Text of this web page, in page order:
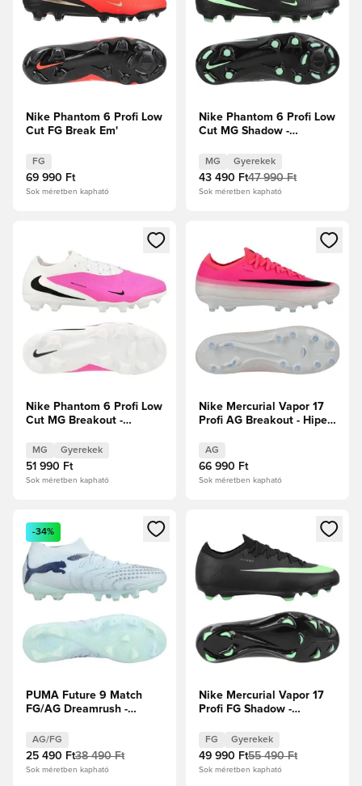
Nike Phantom 6 Profi Low
Cut FG Break Em'
FG
69 990 Ft
Sok méretben kapható
Nike Phantom 6 Profi Low
Cut MG Shadow -
Gyerek
MG Gyerekek
43 490 Ft47 990 Ft
Sok méretben kapható
Megnyit egy modált a bejelentkezéshez vagy a tagként
Nike Phantom 6 Profi Low
Cut MG Breakout -
rózsaszín Gyerek
MG Gyerekek
51 990 Ft
Sok méretben kapható
Megnyit egy modált a
Nike Mercurial Vapor 17
Profi AG Breakout - Hiper
AG
66 990 Ft
Sok méretben kapható
Megnyit egy modált a bejelentkezéshez vagy a tagként
-34%
PUMA Future 9 Match
FG/AG Dreamrush -
AG/FG
25 490 Ft38 490 Ft
Sok méretben kapható
Megnyit egy modált a
Nike Mercurial Vapor 17
Profi FG Shadow -
Gyerek
FG Gyerekek
49 990 Ft55 490 Ft
Sok méretben kapható